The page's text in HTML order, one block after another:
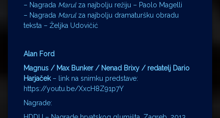
– Nagrada Marul za najbolju režiju – Paolo Magelli
– Nagrada Marulza najbolju dramaturšku obradu
teksta – Željka Udovičić
Alan Ford
Magnus / Max Bunker / Nenad Brixy / redatelj Dario
Harjaček – link na snimku predstave:
https://youtu.be/XxcH8Z91p7Y
Nagrade: